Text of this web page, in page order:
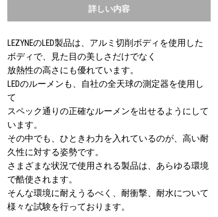
詳しい内容
LEZYNEのLED製品は、アルミ切削ボディを使用した
ボディで、見た目の美しさだけでなく
放熱性の高さにも優れています。
LEDのルーメンも、自社の全天球の測定器を使用し
て
スペック通りの正確なルーメンを出せるようにして
います。
その中でも、ひときわ力を入れているのが、高い耐
久性に対する姿勢です。
さまざまな状況で使用される製品は、あらゆる環境
で酷使されます。
そんな環境に耐えうるべく、耐衝撃、耐水について
様々な試験を行っております。